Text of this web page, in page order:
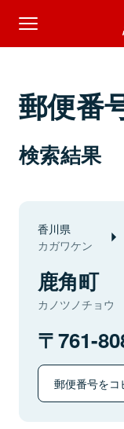
郵便番
検索結果
香川県
カガワケン
鹿角町
カノツノチョウ
761-
郵便番号をコ